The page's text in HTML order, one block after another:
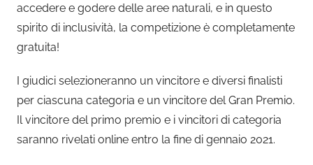
accedere e godere delle aree naturali, e in questo
spirito di inclusività, la competizione è completamente
gratuita!
I giudici selezioneranno un vincitore e diversi finalisti
per ciascuna categoria e un vincitore del Gran Premio.
Il vincitore del primo premio e i vincitori di categoria
saranno rivelati online entro la fine di gennaio 2021.